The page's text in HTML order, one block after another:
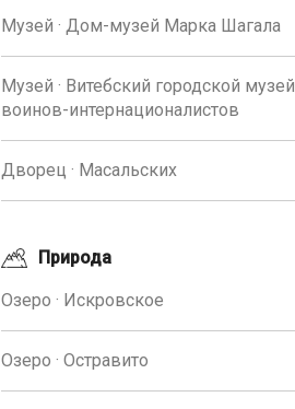
Музей · Дом-музей Марка Шагала
Музей · Витебский городской музей
воинов-интернационалистов
Дворец · Масальских
Природа
Озеро · Искровское
Озеро · Остравито